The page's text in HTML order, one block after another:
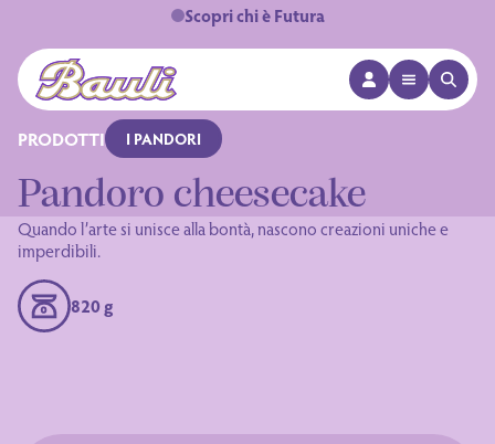
Scopri chi è Futura
Logo Bauli
APRI MENÙ
APRI
PRODOTTI I PANDORI
Pandoro cheesecake
Quando l’arte si unisce alla bontà, nascono creazioni uniche e
imperdibili.
820 g